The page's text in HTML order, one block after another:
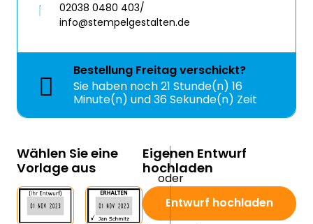
02038 0480 403/
info@stempelgestalten.de
Bestellung Freitagverschickt?
Sie haben noch21 Stunde(n) 16
Minute(n) und 36 Sekunde(n) Zeit
Wählen Sie eine
Vorlage aus
Eigenen Entwurf
hochladen
Entwurf hochladen